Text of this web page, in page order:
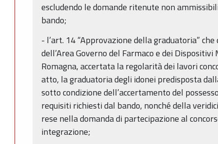
escludendo le domande ritenute non
bando;
- l’art. 14 “Approvazione della graduatoria”
dell’Area Governo del Farmaco e dei
Romagna, accertata la regolarità dei lavori
atto, la graduatoria degli idonei predisposta
sotto condizione dell’accertamento del
requisiti richiesti dal bando, nonché della
rese nella domanda di partecipazione al
integrazione;